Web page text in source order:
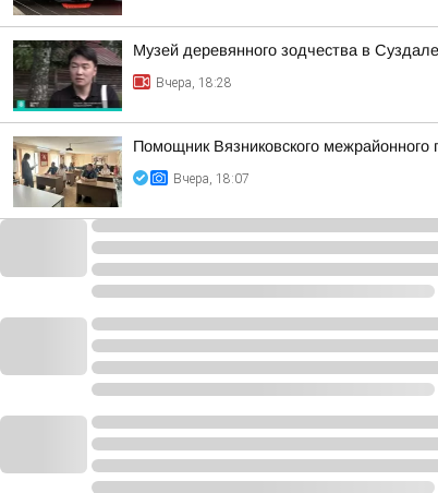
Музей деревянного зодчества в
Вчера, 18:28
Помощник Вязниковского
Вчера, 18:07